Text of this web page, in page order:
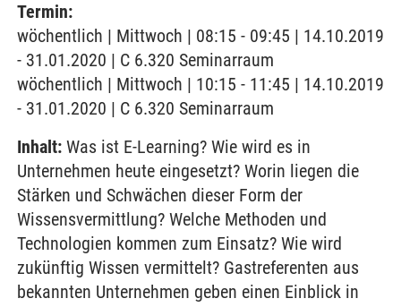
Termin:
wöchentlich | Mittwoch | 08:15 - 09:45 | 14.10.2019
- 31.01.2020 | C 6.320 Seminarraum
wöchentlich | Mittwoch | 10:15 - 11:45 | 14.10.2019
- 31.01.2020 | C 6.320 Seminarraum
Inhalt: Was ist E-Learning? Wie wird es in
Unternehmen heute eingesetzt? Worin liegen die
Stärken und Schwächen dieser Form der
Wissensvermittlung? Welche Methoden und
Technologien kommen zum Einsatz? Wie wird
zukünftig Wissen vermittelt? Gastreferenten aus
bekannten Unternehmen geben einen Einblick in